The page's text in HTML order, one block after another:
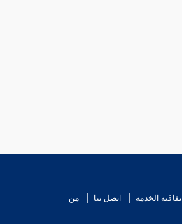
اتفاقية الخدمة اتصل بنا
من